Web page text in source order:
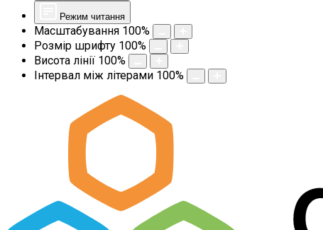
Режим читання
Масштабування 100%
Розмір шрифту 100%
Висота лінії 100%
Інтервал між літерами 100%